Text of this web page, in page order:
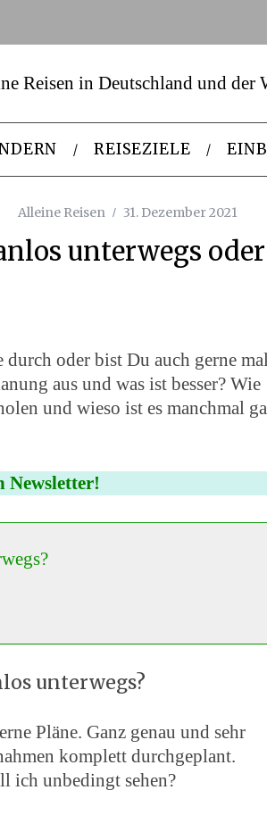
REISEZIELE
Alleine Reisen 31. Dezember 2021
unterwegs
oder bist Du auch gerne
aus und was ist besser? Wie
und wieso ist es manchmal
Newsletter!
unterwegs?
Pläne. Ganz genau und sehr
komplett durchgeplant.
ich unbedingt sehen?